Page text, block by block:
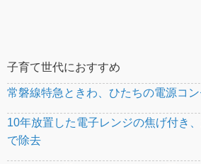
子育て世代におすすめ
常磐線特急ときわ、ひたちの電源コ
10年放置した電子レンジの焦げ付き
で除去